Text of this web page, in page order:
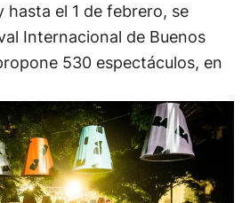
hasta el 1 de febrero, se
Internacional de Buenos
530 espectáculos, en